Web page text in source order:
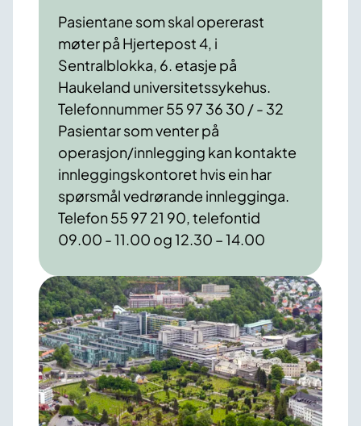
Pasientane som skal opererast
møter på Hjertepost 4, i
Sentralblokka, 6. etasje på
Haukeland universitetssykehus.
Telefonnummer 55 97 36 30 / - 32
Pasientar som venter på
operasjon/innlegging kan kontakte
innleggingskontoret hvis ein har
spørsmål vedrørande innlegginga.
Telefon 55 97 21 90, telefontid
09.00 - 11.00 og 12.30 – 14.00